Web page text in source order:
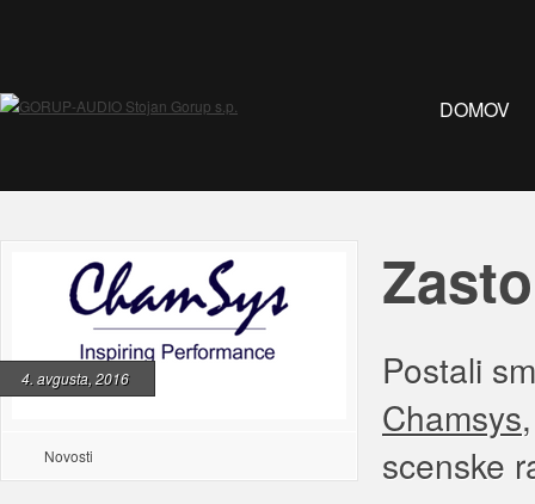
DOMOV
4. avgusta, 2016
Novosti
Postali
Chamsys
scenske